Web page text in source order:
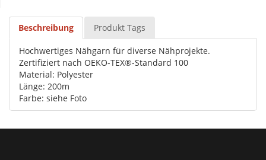
Beschreibung Produkt Tags
Hochwertiges Nähgarn für diverse Nähprojekte.
Zertifiziert nach OEKO-TEX®-Standard 100
Material: Polyester
Länge: 200m
Farbe: siehe Foto